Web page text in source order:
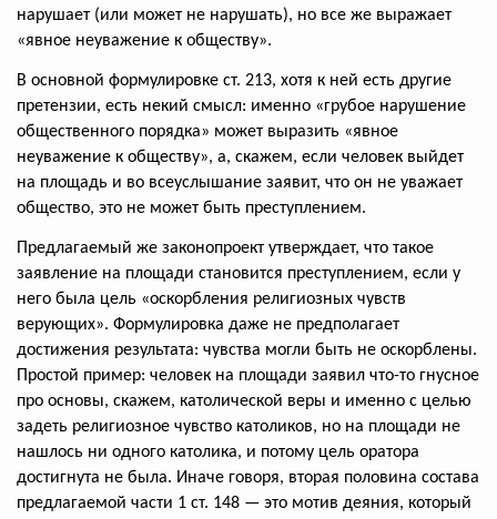
нарушает (или может не нарушать), но все же выражает
«явное неуважение к обществу».
В основной формулировке ст. 213, хотя к ней есть другие
претензии, есть некий смысл: именно «грубое нарушение
общественного порядка» может выразить «явное
неуважение к обществу», а, скажем, если человек выйдет
на площадь и во всеуслышание заявит, что он не уважает
общество, это не может быть преступлением.
Предлагаемый же законопроект утверждает, что такое
заявление на площади становится преступлением, если у
него была цель «оскорбления религиозных чувств
верующих». Формулировка даже не предполагает
достижения результата: чувства могли быть не оскорблены.
Простой пример: человек на площади заявил что-то гнусное
про основы, скажем, католической веры и именно с целью
задеть религиозное чувство католиков, но на площади не
нашлось ни одного католика, и потому цель оратора
достигнута не была. Иначе говоря, вторая половина состава
предлагаемой части 1 ст. 148 — это мотив деяния, который